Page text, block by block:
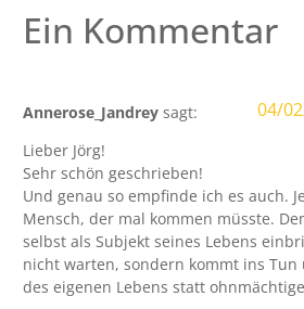
Ein Kommentar
Annerose_Jandrey sagt: 04/
Lieber Jörg!
Sehr schön geschrieben!
Und genau so empfinde ich es auch.
Mensch, der mal kommen müsste.
selbst als Subjekt seines Lebens
nicht warten, sondern kommt ins
des eigenen Lebens statt